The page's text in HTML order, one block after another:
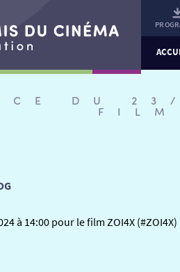
DU
à 14:00 pour le film ZOI4X (#ZOI4X)